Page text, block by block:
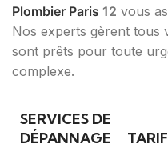
Plombier Paris 12 vous
Nos experts gèrent tous
sont prêts pour toute
complexe.
SERVICES DE
DÉPANNAGE